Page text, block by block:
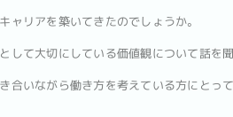
リアを築いてきたのでしょうか。
て大切にしている価値観について話を聞
いながら働き方を考えている方にとっ